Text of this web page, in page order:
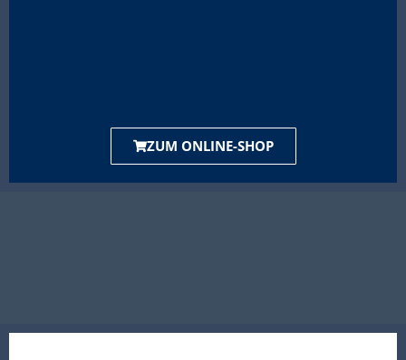
ZUM ONLINE-SHOP